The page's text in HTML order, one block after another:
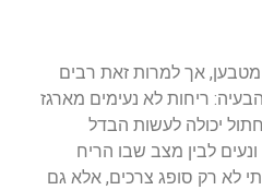
מטבען, אך למרות זאת רבים
הבעיה: ריחות לא נעימים מארגז
יכולה לעשות הבדל
ונעים לבין מצב שבו הריח
לא רק סופג צרכים, אלא גם